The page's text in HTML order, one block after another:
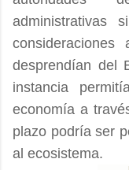
administrativas
desprendían del
instancia
economía a
plazo podría ser
al ecosistema.